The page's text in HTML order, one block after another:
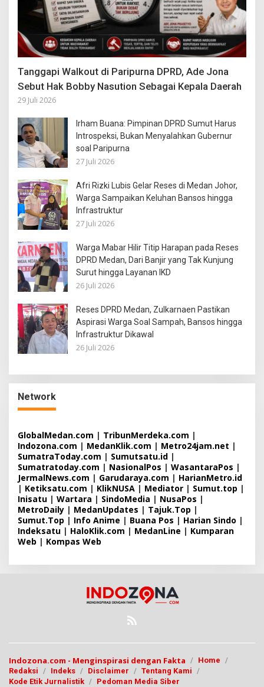
Tanggapi Walkout di Paripurna DPRD, Ade Jona
Sebut Hak Bobby Nasution Sebagai Kepala Daerah
29 Juli 2026
Irham Buana: Pimpinan DPRD Sumut Harus
Introspeksi, Bukan Menyalahkan Gubernur
soal Paripurna
27 Juli 2026
Afri Rizki Lubis Gelar Reses di Medan Johor,
Warga Sampaikan Keluhan Bansos hingga
Infrastruktur
27 Juli 2026
Warga Mabar Hilir Titip Harapan pada Reses
DPRD Medan, Dari Banjir yang Tak Kunjung
Surut hingga Layanan IKD
26 Juli 2026
Reses DPRD Medan, Zulkarnaen Pastikan
Aspirasi Warga Soal Sampah, Bansos hingga
Infrastruktur Dikawal
26 Juli 2026
Network
GlobalMedan.com | TribunMerdeka.com |
Indozona.com | MedanKlik.com | Metro24jam.net |
SumatraToday.com | Sumutsatu.id |
Sumatratoday.com | NasionalPos | WasantaraPos |
JermalNews.com | Garudaraya.com | HarianMetro.id
| Ketiksatu.com | KlikNUSA | Mediator | Sumut.top |
Inisatu | Wartara | SindoMedia | NusaPos |
MetroDaily | MedanUpdates | Tajuk.Top |
Sumut.Top | Info Anime | Buana Pos | Harian Sindo |
Indeksatu | HaloKlik.com | MedanLine | Kumparan
Web | Kompas Web
Indozona.com - Menginspirasi dengan Fakta
Home
Redaksi
Indeks Disclaimer
Tentang Kami
Kode Etik Jurnalistik
Pedoman Media Siber